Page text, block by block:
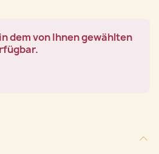
dem von Ihnen gewählten